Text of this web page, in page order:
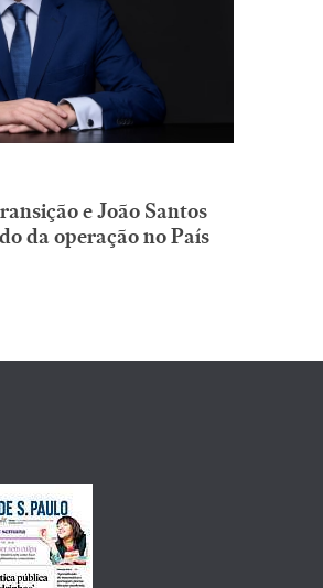
e João Santos
da operação no País